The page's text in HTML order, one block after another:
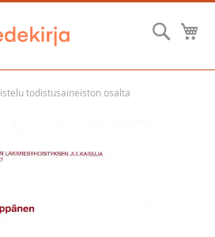
Hae
todistusaineiston osalta